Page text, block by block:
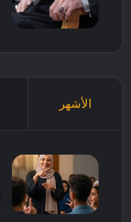
الأشهر